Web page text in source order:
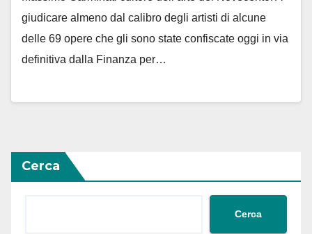
giudicare almeno dal calibro degli artisti di alcune
delle 69 opere che gli sono state confiscate oggi in via
definitiva dalla Finanza per…
Cerca
Cerca